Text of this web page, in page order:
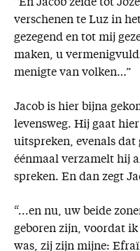
“En Jacob zeide tot
verschenen te Luz in
gezegend en tot mij
maken, u
menigte van volken…”
Jacob is hier bijna
levensweg. Hij gaat
uitspreken, evenals
éénmaal verzamelt hij
spreken. En dan zegt
“...en nu, uw beide
geboren zijn, voordat
was, zij zijn mijne: